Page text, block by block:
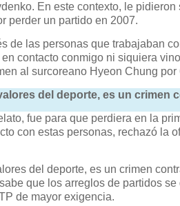
En este contexto, le pidieron
perder un partido en 2007.
de las personas que trabajaban
contacto conmigo ni siquiera
al surcoreano Hyeon Chung por
del deporte, es un crimen
fue para que perdiera en la
con estas personas, rechazó
del deporte, es un crimen
que los arreglos de partidos
de mayor exigencia.